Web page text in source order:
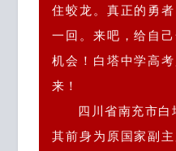
住蛟龙。真正的勇
一回。来吧，给自
机会！白塔中学高
来！
四川省南充市白
其前身为原国家副